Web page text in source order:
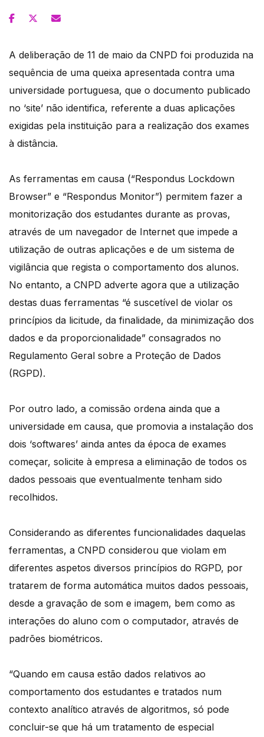
A deliberação de 11 de maio da CNPD foi produzida na
sequência de uma queixa apresentada contra uma
universidade portuguesa, que o documento publicado
no ‘site’ não identifica, referente a duas aplicações
exigidas pela instituição para a realização dos exames
à distância.
As ferramentas em causa (“Respondus Lockdown
Browser” e “Respondus Monitor”) permitem fazer a
monitorização dos estudantes durante as provas,
através de um navegador de Internet que impede a
utilização de outras aplicações e de um sistema de
vigilância que regista o comportamento dos alunos.
No entanto, a CNPD adverte agora que a utilização
destas duas ferramentas “é suscetível de violar os
princípios da licitude, da finalidade, da minimização dos
dados e da proporcionalidade” consagrados no
Regulamento Geral sobre a Proteção de Dados
(RGPD).
Por outro lado, a comissão ordena ainda que a
universidade em causa, que promovia a instalação dos
dois ‘softwares’ ainda antes da época de exames
começar, solicite à empresa a eliminação de todos os
dados pessoais que eventualmente tenham sido
recolhidos.
Considerando as diferentes funcionalidades daquelas
ferramentas, a CNPD considerou que violam em
diferentes aspetos diversos princípios do RGPD, por
tratarem de forma automática muitos dados pessoais,
desde a gravação de som e imagem, bem como as
interações do aluno com o computador, através de
padrões biométricos.
“Quando em causa estão dados relativos ao
comportamento dos estudantes e tratados num
contexto analítico através de algoritmos, só pode
concluir-se que há um tratamento de especial